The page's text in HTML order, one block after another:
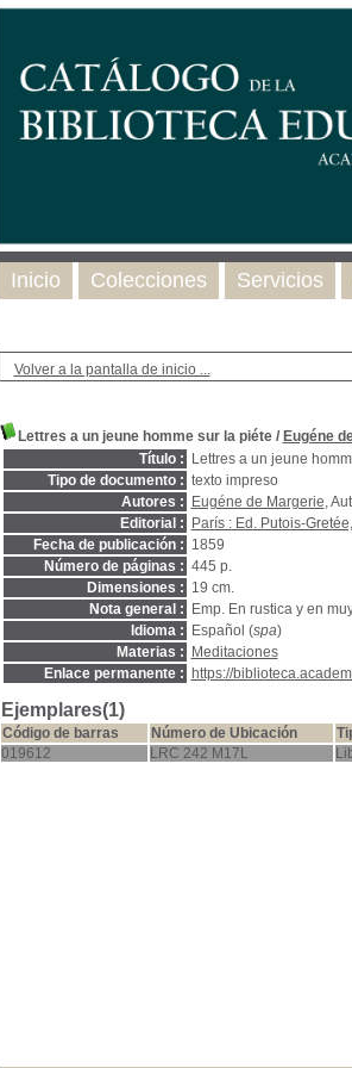
Volver a la pantalla de inicio ...
Lettres a un jeune homme sur la piéte/ Eugéne
Título :
Lettres a un jeune
Tipo de documento : texto impreso
Autores :
Eugéne de Margerie,
Editorial :
París : Ed. Putois-Gretée,
Fecha de publicación : 1859
Número de páginas : 445 p.
Dimensiones : 19 cm.
Nota general :
Emp. En rustica y en
Idioma :
Español (spa)
Materias :
Meditaciones
Enlace permanente :
https://
Ejemplares(1)
Código de barras Número de Ubicación
019612
LRC 242 M17L
Inicio Colecciones Servicios